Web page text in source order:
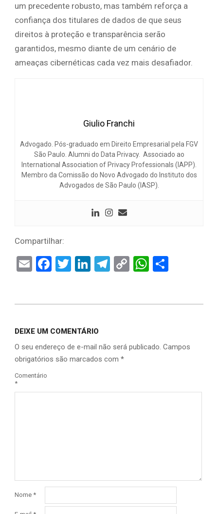
um precedente robusto, mas também reforça a
confiança dos titulares de dados de que seus
direitos à proteção e transparência serão
garantidos, mesmo diante de um cenário de
ameaças cibernéticas cada vez mais desafiador.
Giulio Franchi
Advogado. Pós-graduado em Direito Empresarial pela FGV
São Paulo. Alumni do Data Privacy. Associado ao
International Association of Privacy Professionals (IAPP).
Membro da Comissão do Novo Advogado do Instituto dos
Advogados de São Paulo (IASP).
Compartilhar:
EmailFacebook
Twitter
LinkedIn
Telegram
Copy
DEIXE UM COMENTÁRIO
O seu endereço de e-mail não será publicado. Campos
obrigatórios são marcados com *
Comentário
*
Nome *